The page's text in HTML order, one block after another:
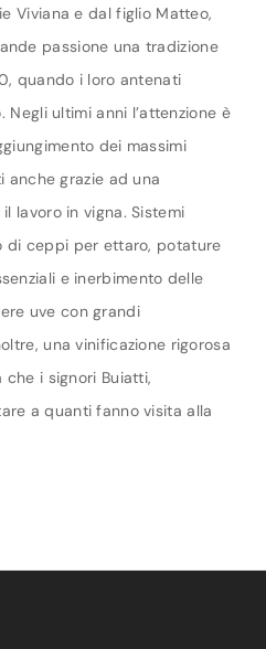
Viviana e dal figlio Matteo,
passione una tradizione
quando i loro antenati
ultimi anni l’attenzione è
dei massimi
grazie ad una
lavoro in vigna. Sistemi
di ceppi per ettaro, potature
e inerbimento delle
uve con grandi
una vinificazione rigorosa
i signori Buiatti,
a quanti fanno visita alla